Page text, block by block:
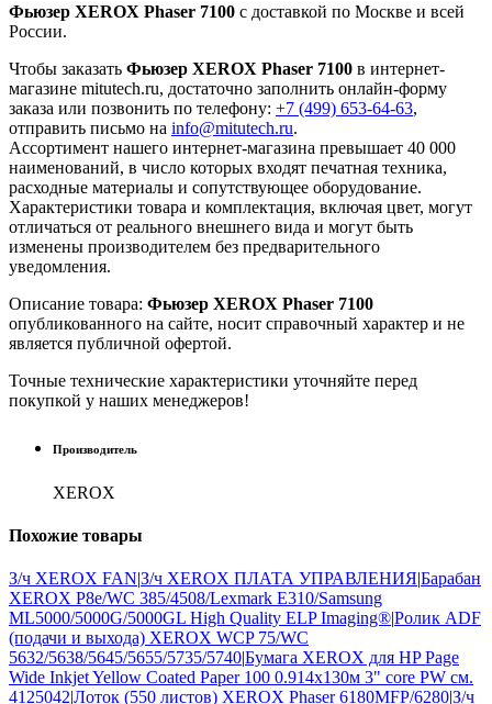
Фьюзер XEROX Phaser 7100 с доставкой по Москве и всей
России.
Чтобы заказать Фьюзер XEROX Phaser 7100 в интернет-
магазине mitutech.ru, достаточно заполнить онлайн-форму
заказа или позвонить по телефону: +7 (499) 653-64-63,
отправить письмо на info@mitutech.ru.
Ассортимент нашего интернет-магазина превышает 40 000
наименований, в число которых входят печатная техника,
расходные материалы и сопутствующее оборудование.
Характеристики товара и комплектация, включая цвет, могут
отличаться от реального внешнего вида и могут быть
изменены производителем без предварительного
уведомления.
Описание товара: Фьюзер XEROX Phaser 7100
опубликованного на сайте, носит справочный характер и не
является публичной офертой.
Точные технические характеристики уточняйте перед
покупкой у наших менеджеров!
Производитель
XEROX
Похожие товары
З/ч XEROX FAN|З/ч XEROX ПЛАТА УПРАВЛЕНИЯ|Барабан
XEROX P8e/WC 385/4508/Lexmark E310/Samsung
ML5000/5000G/5000GL High Quality ELP Imaging®|Ролик ADF
(подачи и выхода) XEROX WCP 75/WC
5632/5638/5645/5655/5735/5740|Бумага XEROX для HP Page
Wide Inkjet Yellow Coated Paper 100 0.914х130м 3" core PW см.
4125042|Лоток (550 листов) XEROX Phaser 6180MFP/6280|З/ч